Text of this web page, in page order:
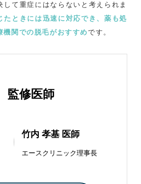
して重症にはならないと考えられま
たときには迅速に対応でき、薬も処
機関での脱毛がおすすめです。
監修医師
竹内 孝基 医師
エースクリニック理事長